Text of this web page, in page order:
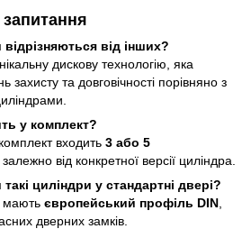
від інших?
дискову технологію, яка
захисту та довговічності порівняно з
у комплект?
входить 3 або 5
, залежно від конкретної версії циліндра.
циліндри у стандартні двері?
мають європейський профіль DIN
дверних замків.